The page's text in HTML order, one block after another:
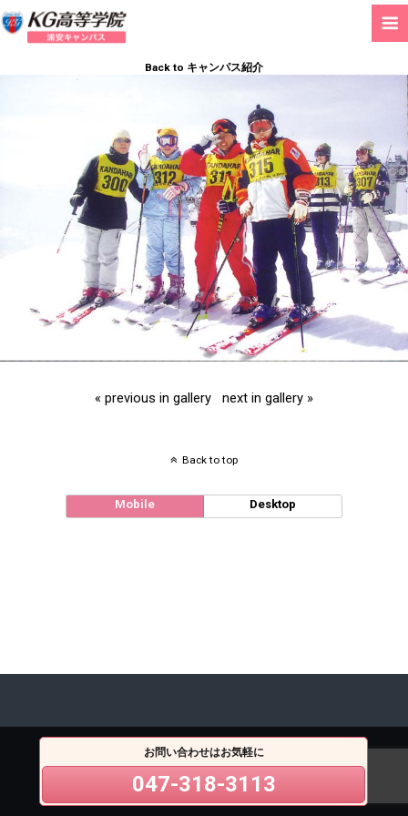
Back to キャンパス紹介
« previous in gallery next in gallery »
Back to top
Mobile Desktop
お問い合わせはお気軽に
047-318-3113